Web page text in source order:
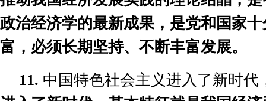
政治经济学的最新成果，是党和国家
富，必须长期坚持、不断丰富发展。
11. 中国特色社会主义进入了新时代